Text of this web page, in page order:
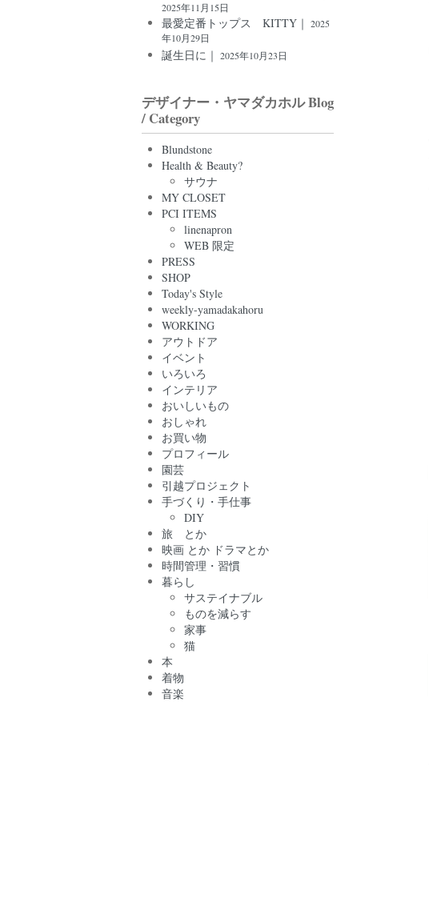
2025年11月15日
最愛定番トップス KITTY｜ 2025
年10月29日
誕生日に｜ 2025年10月23日
デザイナー・ヤマダカホル Blog
/ Category
Blundstone
Health & Beauty?
サウナ
MY CLOSET
PCI ITEMS
linenapron
WEB 限定
PRESS
SHOP
Today's Style
weekly-yamadakahoru
WORKING
アウトドア
イベント
いろいろ
インテリア
おいしいもの
おしゃれ
お買い物
プロフィール
園芸
引越プロジェクト
手づくり・手仕事
DIY
旅 とか
映画 とか ドラマとか
時間管理・習慣
暮らし
サステイナブル
ものを減らす
家事
猫
本
着物
音楽